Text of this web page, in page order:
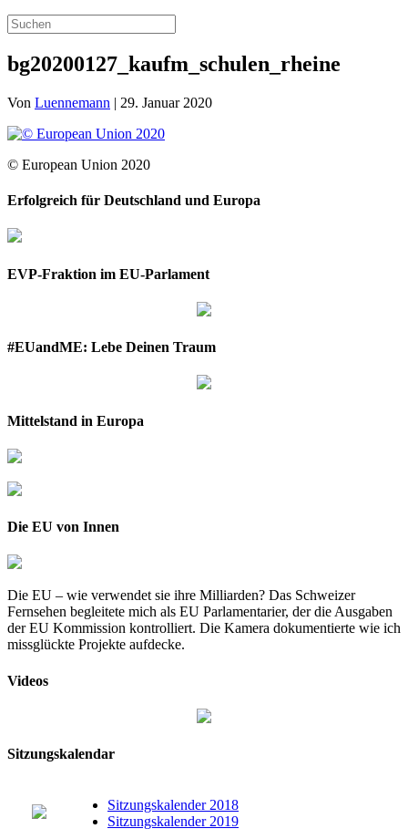
bg20200127_kaufm_schulen_rheine
Von Luennemann | 29. Januar 2020
© European Union 2020
Erfolgreich für Deutschland und Europa
EVP-Fraktion im EU-Parlament
#EUandME: Lebe Deinen Traum
Mittelstand in Europa
Die EU von Innen
Die EU – wie verwendet sie ihre Milliarden? Das Schweizer
Fernsehen begleitete mich als EU Parlamentarier, der die Ausgaben
der EU Kommission kontrolliert. Die Kamera dokumentierte wie ich
missglückte Projekte aufdecke.
Videos
Sitzungskalendar
Sitzungskalender 2018
Sitzungskalender 2019